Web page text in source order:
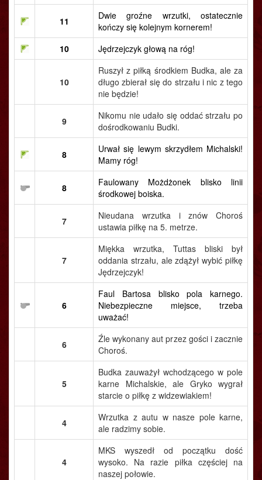
11
Dwie groźne wrzutki, ostatecznie
kończy się kolejnym kornerem!
10
Jędrzejczyk głową na róg!
10
Ruszył z piłką środkiem Budka, ale za
długo zbierał się do strzału i nic z tego
nie będzie!
9
Nikomu nie udało się oddać strzału po
dośrodkowaniu Budki.
8
Urwał się lewym skrzydłem Michalski!
Mamy róg!
8
Faulowany Możdżonek blisko linii
środkowej boiska.
7
Nieudana wrzutka i znów Choroś
ustawia piłkę na 5. metrze.
7
Miękka wrzutka, Tuttas bliski był
oddania strzału, ale zdążył wybić piłkę
Jędrzejczyk!
6
Faul Bartosa blisko pola karnego.
Niebezpieczne miejsce, trzeba
uważać!
6
Źle wykonany aut przez gości i zacznie
Choroś.
5
Budka zauważył wchodzącego w pole
karne Michalskie, ale Gryko wygrał
starcie o piłkę z widzewiakiem!
4
Wrzutka z autu w nasze pole karne,
ale radzimy sobie.
4
MKS wyszedł od początku dość
wysoko. Na razie piłka częściej na
naszej połowie.